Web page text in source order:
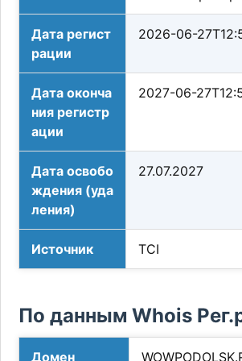
Дата регист
рации
2026-06-
Дата оконча
ния регистр
ации
2027-06-
Дата освобо
ждения (уда
ления)
27.07.2027
Источник TCI
По данным Whois
Домен